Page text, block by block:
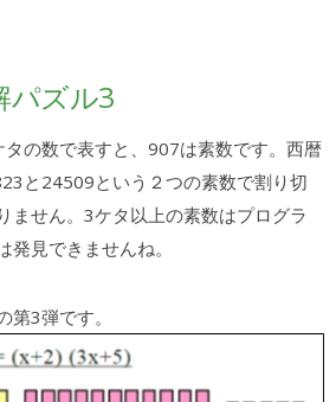
パズル3
の数で表すと、907は素数です。西暦
と24509という２つの素数で割り切
ません。3ケタ以上の素数はプログラ
見できませんね。
第3弾です。